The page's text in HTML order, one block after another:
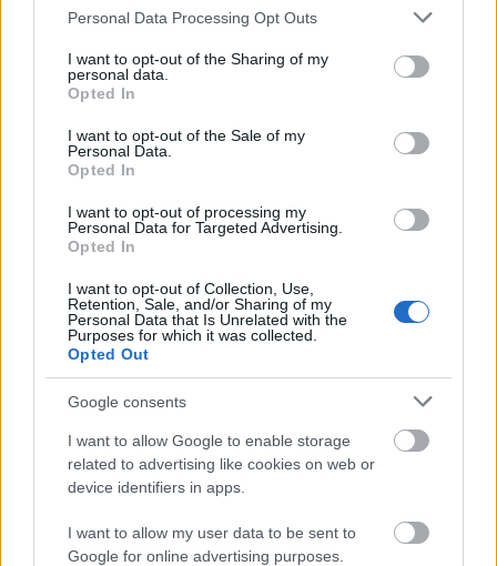
Please note that this website/app uses one or more Google
not limited to your visit or usage behaviour. You may click to
grant or deny consent to Google and its third-party tags to
use your data for below specified purposes in below Google
consent section.
Personal Data Processing Opt Outs
I want to opt-out of the Sharing of my
personal data.
Opted In
I want to opt-out of the Sale of my
Personal Data.
Opted In
I want to opt-out of processing my
Personal Data for Targeted Advertising.
Opted In
I want to opt-out of Collection, Use,
Retention, Sale, and/or Sharing of my
Personal Data that Is Unrelated with the
Purposes for which it was collected.
Opted Out
Google consents
I want to allow Google to enable storage
related to advertising like cookies on web or
device identifiers in apps.
I want to allow my user data to be sent to
Google for online advertising purposes.
Αεροναυπηγών Μηχανικών
ΠΕ Μηχανικών Ειδ. ΠΕ Μηχανολόγων
Μηχανικών
ΠΕ Μηχανικών Ειδ. ΠΕ Μηχανολόγων
ΠΕ Μηχανικών Ειδ. ΠΕ Πολιτικών Μηχανικών
ΠΕ Μηχανικών Ειδ. ΠΕ Χημικών Μηχανικών
ΠΕ Οδοντιατρικής Ειδ. ΠΕ Οδοντιάτρων
ΠΕ Παιδαγωγών Πρώιμης Παιδικής Ηλικίας Ειδ.
ΠΕ Παιδαγωγών Πρώιμης Παιδικής Ηλικίας
ΠΕ Περιβάλλοντος Ειδ. ΠΕ Μετεωρολόγων
ΠΕ Περιβάλλοντος Ειδ. ΠΕ Περιβάλλοντος